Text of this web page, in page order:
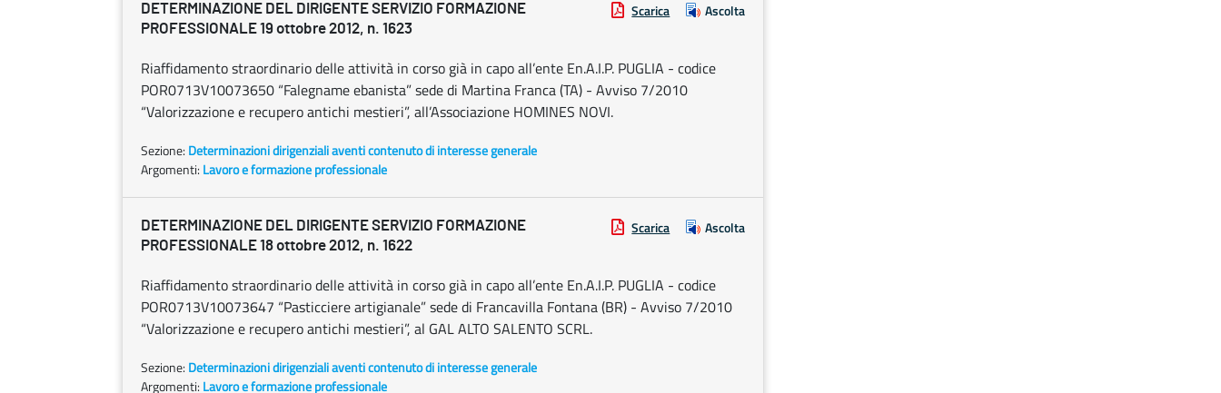
DETERMINAZIONE DEL DIRIGENTE SERVIZIO FORMAZIONE
PROFESSIONALE 19 ottobre 2012, n. 1623
Scarica Ascolta
Riaffidamento straordinario delle attività in corso già in capo all’ente En.A.I.P. PUGLIA - codice
POR0713V10073650 “Falegname ebanista” sede di Martina Franca (TA) - Avviso 7/2010
“Valorizzazione e recupero antichi mestieri”, all’Associazione HOMINES NOVI.
Sezione: Determinazioni dirigenziali aventi contenuto di interesse generale
Argomenti: Lavoro e formazione professionale
DETERMINAZIONE DEL DIRIGENTE SERVIZIO FORMAZIONE
PROFESSIONALE 18 ottobre 2012, n. 1622
Scarica Ascolta
Riaffidamento straordinario delle attività in corso già in capo all’ente En.A.I.P. PUGLIA - codice
POR0713V10073647 “Pasticciere artigianale” sede di Francavilla Fontana (BR) - Avviso 7/2010
“Valorizzazione e recupero antichi mestieri”, al GAL ALTO SALENTO SCRL.
Sezione: Determinazioni dirigenziali aventi contenuto di interesse generale
Argomenti: Lavoro e formazione professionale